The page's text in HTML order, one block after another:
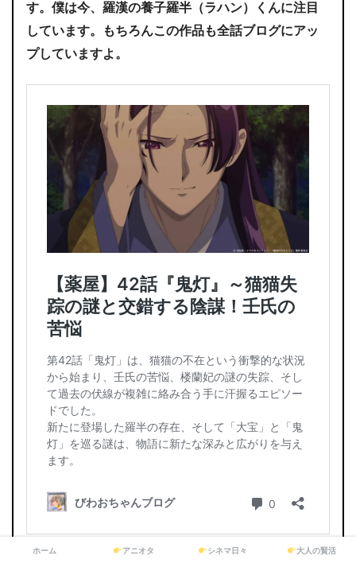
す。僕は今、羅漢の養子羅半（ラハン）くんに注目
しています。もちろんこの作品も全話ブログにアッ
プしていますよ。
ホーム アニオタ シネマ日々 大人の賢活